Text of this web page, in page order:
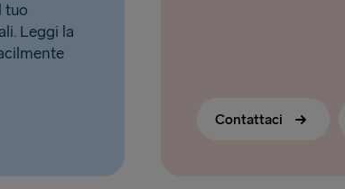
tuo
Leggi la
Contattaci